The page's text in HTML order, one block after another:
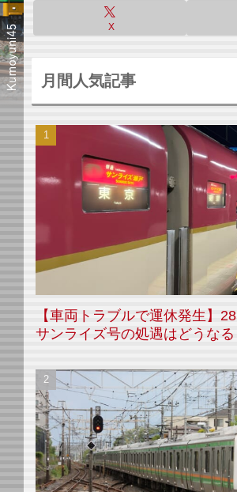
X
月間人気記事
【車両トラブルで運休発生】
サンライズ号の処遇はどうなる